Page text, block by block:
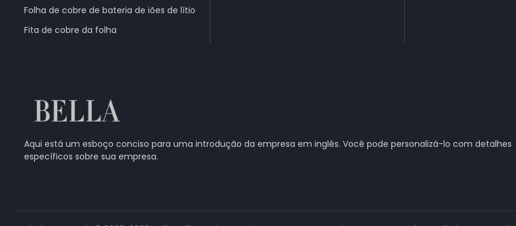
Folha de cobre de bateria de iões de lítio
Fita de cobre da folha
Aqui está um esboço conciso para uma introdução da empresa em inglês. Você pode personalizá-lo com detalhes
específicos sobre sua empresa.